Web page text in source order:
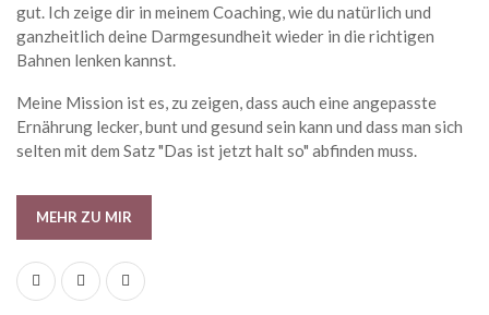
gut. Ich zeige dir in meinem Coaching, wie du natürlich und
ganzheitlich deine Darmgesundheit wieder in die richtigen
Bahnen lenken kannst.
Meine Mission ist es, zu zeigen, dass auch eine angepasste
Ernährung lecker, bunt und gesund sein kann und dass man sich
selten mit dem Satz "Das ist jetzt halt so" abfinden muss.
MEHR ZU MIR